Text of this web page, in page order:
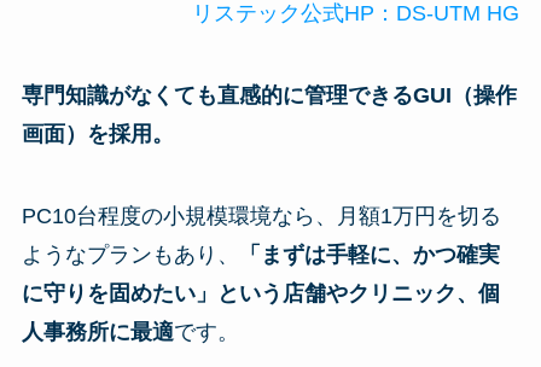
リステック公式HP：DS-UTM HG
専門知識がなくても直感的に管理できるGUI（操作
画面）を採用。
PC10台程度の小規模環境なら、月額1万円を切る
ようなプランもあり、
「まずは手軽に、かつ確実
に守りを固めたい」という店舗やクリニック、個
人事務所に最適です。